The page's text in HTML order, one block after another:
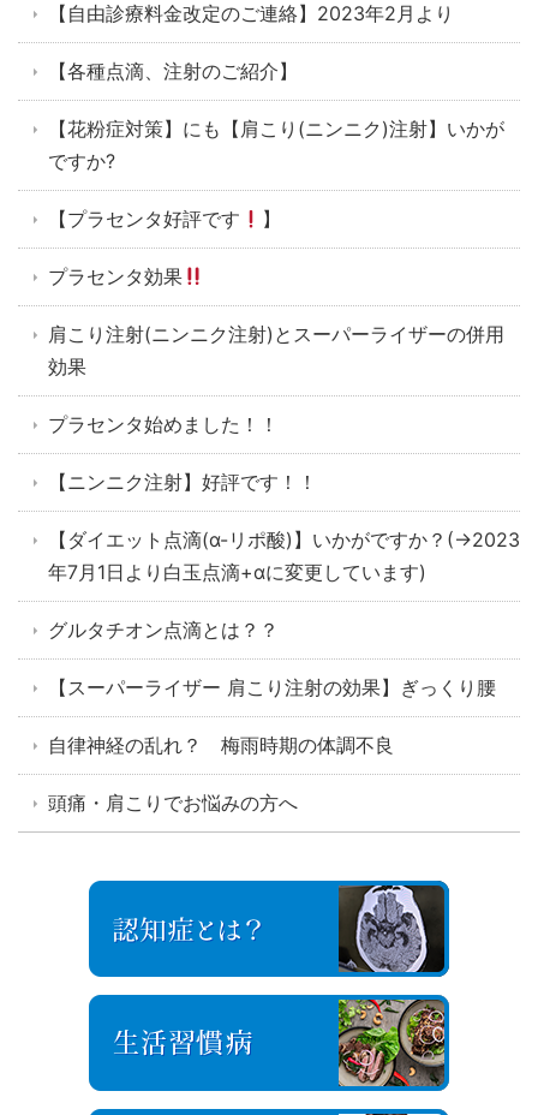
【自由診療料金改定のご連絡】2023年2月より
【各種点滴、注射のご紹介】
【花粉症対策】にも【肩こり(ニンニク)注射】いかが
ですか?
【プラセンタ好評です 】
プラセンタ効果
肩こり注射(ニンニク注射)とスーパーライザーの併用
効果
プラセンタ始めました！！
【ニンニク注射】好評です！！
【ダイエット点滴(α-リポ酸)】いかがですか？(→2023
年7月1日より白玉点滴+αに変更しています)
グルタチオン点滴とは？？
【スーパーライザー 肩こり注射の効果】ぎっくり腰
自律神経の乱れ？ 梅雨時期の体調不良
頭痛・肩こりでお悩みの方へ